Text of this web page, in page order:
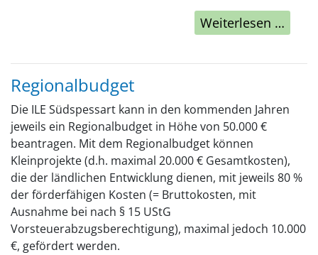
Weiterlesen …
Regionalbudget
Die ILE Südspessart kann in den kommenden Jahren
jeweils ein Regionalbudget in Höhe von 50.000 €
beantragen. Mit dem Regionalbudget können
Kleinprojekte (d.h. maximal 20.000 € Gesamtkosten),
die der ländlichen Entwicklung dienen, mit jeweils 80 %
der förderfähigen Kosten (= Bruttokosten, mit
Ausnahme bei nach § 15 UStG
Vorsteuerabzugsberechtigung), maximal jedoch 10.000
€, gefördert werden.